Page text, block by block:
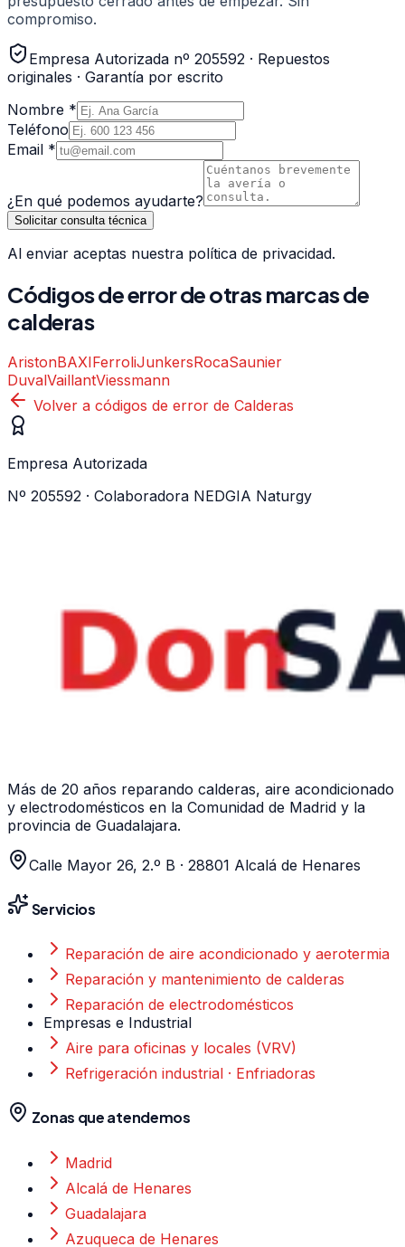
compromiso.
Empresa Autorizada nº 205592 · Repuestos
originales · Garantía por escrito
Nombre *
Teléfono
Email *
¿En qué podemos ayudarte?
Solicitar consulta técnica
Al enviar aceptas nuestra política de privacidad.
Códigos de error de otras marcas de
calderas
AristonBAXIFerroliJunkersRocaSaunier
DuvalVaillantViessmann
Volver a códigos de error de Calderas
Empresa Autorizada
Nº 205592 · Colaboradora NEDGIA Naturgy
Más de 20 años reparando calderas, aire acondicionado
y electrodomésticos en la Comunidad de Madrid y la
provincia de Guadalajara.
Calle Mayor 26, 2.º B · 28801 Alcalá de Henares
Servicios
Reparación de aire acondicionado y aerotermia
Reparación y mantenimiento de calderas
Reparación de electrodomésticos
Empresas e Industrial
Aire para oficinas y locales (VRV)
Refrigeración industrial · Enfriadoras
Zonas que atendemos
Madrid
Alcalá de Henares
Guadalajara
Azuqueca de Henares